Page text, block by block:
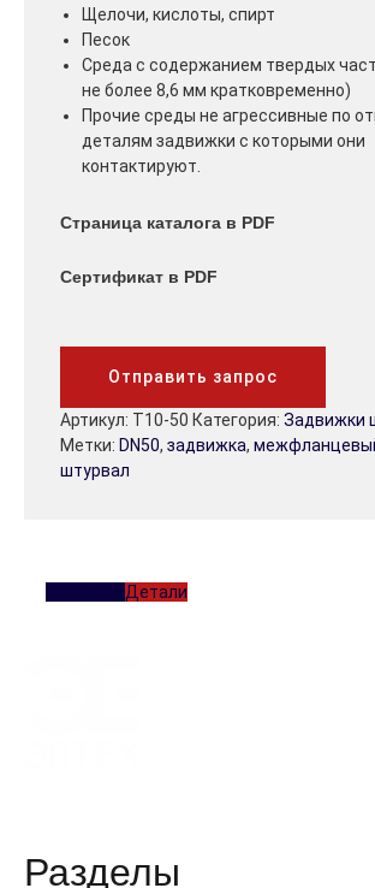
Щелочи, кислоты, спирт
Песок
Среда с содержанием твердых
не более 8,6 мм кратковременно)
Прочие среды не агрессивные по
деталям задвижки с которыми они
контактируют.
Страница каталога в PDF
Сертификат в PDF
Отправить запрос
Артикул: T10-50 Категория: Задвижки
Метки: DN50, задвижка,
штурвал
Детали
Разделы